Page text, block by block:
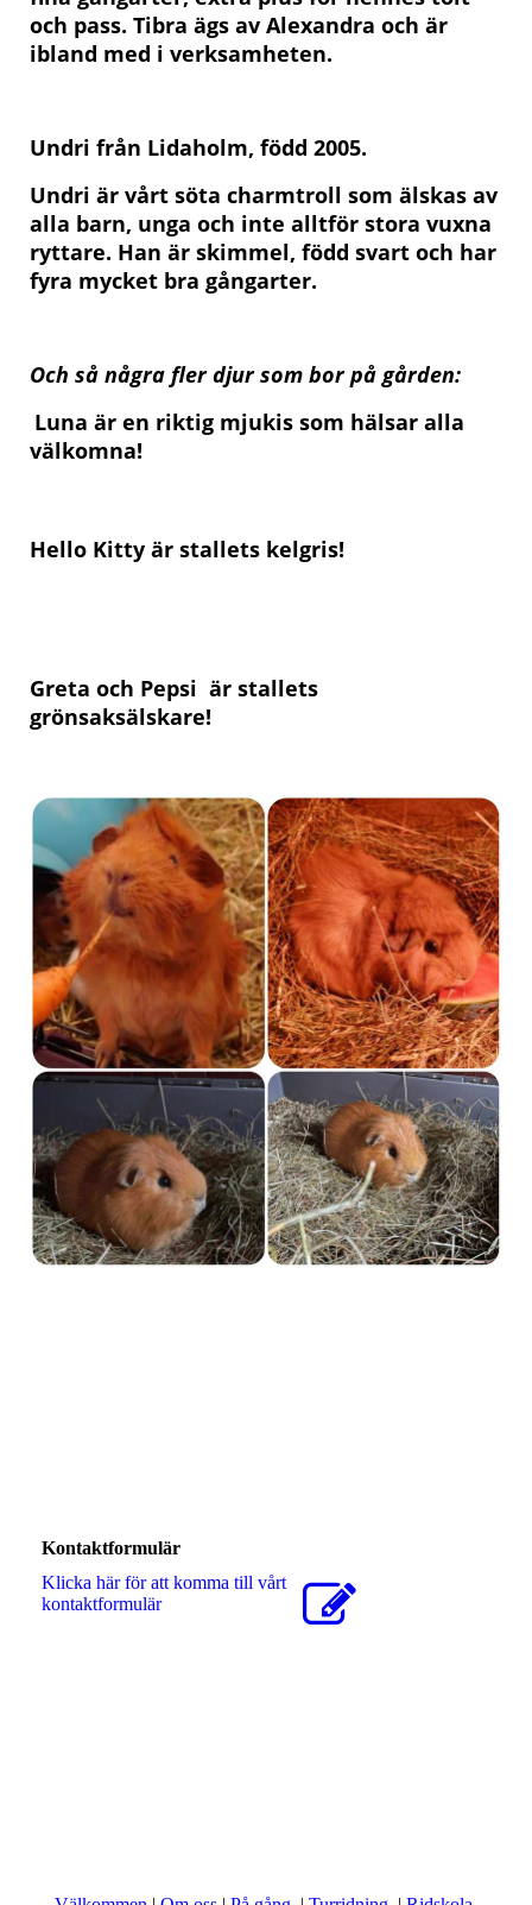
och pass. Tibra ägs av Alexandra och är
ibland med i verksamheten.
Undri från Lidaholm, född 2005.
Undri är vårt söta charmtroll som älskas av
alla barn, unga och inte alltför stora vuxna
ryttare. Han är skimmel, född svart och har
fyra mycket bra gångarter.
Och så några fler djur som bor på gården:
Luna är en riktig mjukis som hälsar alla
välkomna!
Hello Kitty är stallets kelgris!
Greta och Pepsi är stallets
grönsaksälskare!
Kontaktformulär
Klicka här för att komma till vårt
kontaktformulär